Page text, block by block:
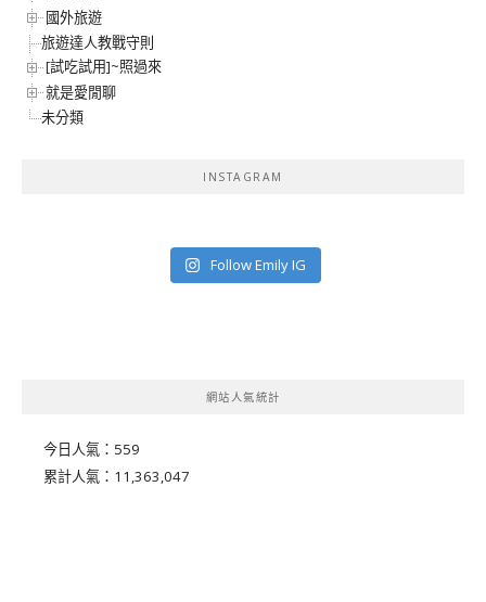
國外旅遊
旅遊達人教戰守則
[試吃試用]~照過來
就是愛閒聊
未分類
INSTAGRAM
Follow Emily IG
網站人氣統計
今日人氣： 559
累計人氣： 11,363,047